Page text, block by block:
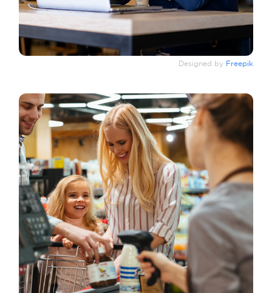
Designed by Freepik